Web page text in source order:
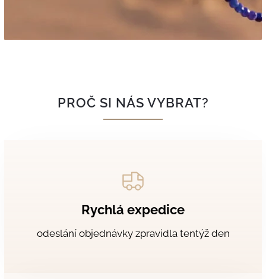
PROČ SI NÁS VYBRAT?
Rychlá expedice
odeslání objednávky zpravidla tentýž den